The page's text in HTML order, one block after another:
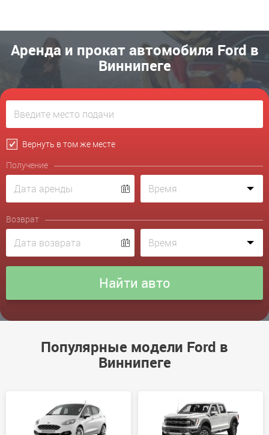
Аренда и прокат автомобиля Ford в
Виннипеге
Вернуть в том же месте
Получение
Возврат
Популярные модели Ford в
Виннипеге